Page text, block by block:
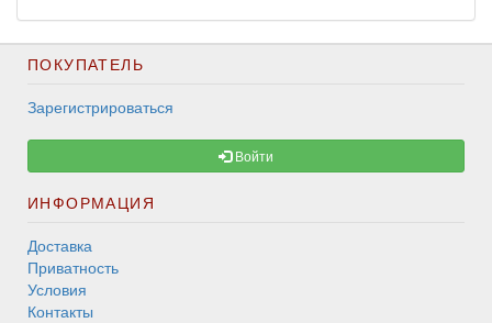
ПОКУПАТЕЛЬ
Зарегистрироваться
Войти
ИНФОРМАЦИЯ
Доставка
Приватность
Условия
Контакты